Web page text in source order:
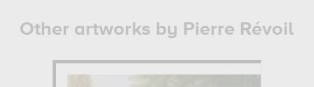
Other artworks by Pierre Révoil